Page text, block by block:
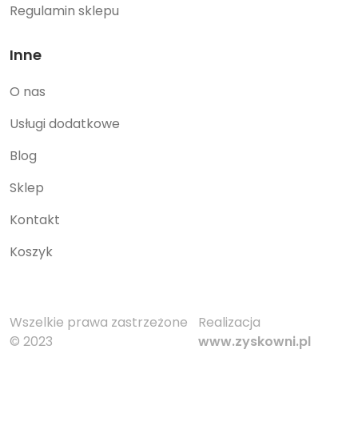
Regulamin sklepu
Inne
O nas
Usługi dodatkowe
Blog
Sklep
Kontakt
Koszyk
Wszelkie prawa zastrzeżone
© 2023
Realizacja
www.zyskowni.pl